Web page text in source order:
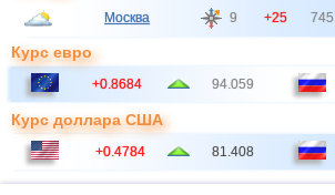
Москва 9 +25 745
Курс евро
+0.8684 94.059
Курс доллара США
+0.4784 81.408